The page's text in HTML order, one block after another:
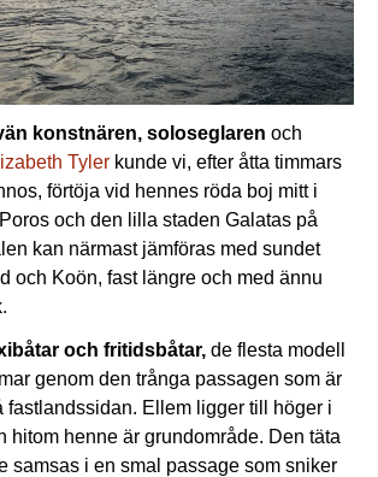
konstnären, soloseglaren och
Tyler kunde vi, efter åtta timmars
förtöja vid hennes röda boj mitt i
och den lilla staden Galatas på
kan närmast jämföras med sundet
och Koön, fast längre och med ännu
och fritidsbåtar, de flesta modell
genom den trånga passagen som är
fastlandssidan. Ellem ligger till höger i
hitom henne är grundområde. Den täta
samsas i en smal passage som sniker